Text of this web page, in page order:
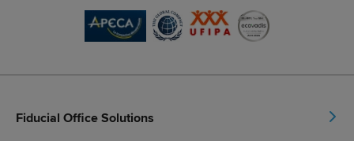
Fiducial Office Solutions